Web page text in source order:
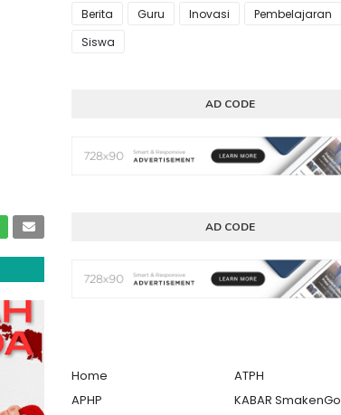
Berita Guru Inovasi
Pembelajaran
Siswa
AD CODE
AD CODE
Home
ATPH
APHP
KABAR SmakenGo